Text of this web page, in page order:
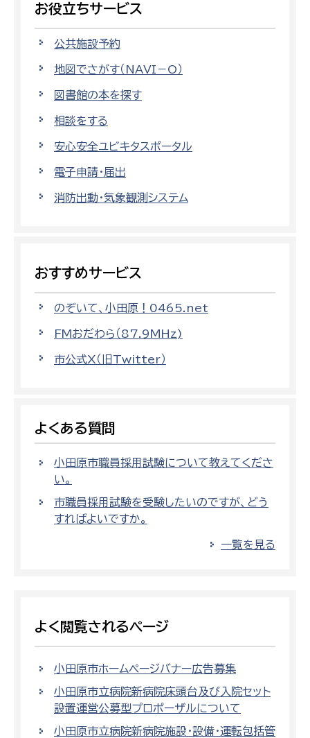
お役立ちサービス
公共施設予約
地図でさがす（NAVI－O）
図書館の本を探す
相談をする
安心安全ユビキタスポータル
電子申請・届出
消防出動・気象観測システム
おすすめサービス
のぞいて、小田原！0465.net
FMおだわら（87.9MHz)
市公式X（旧Twitter）
よくある質問
小田原市職員採用試験について教えてくださ
い。
市職員採用試験を受験したいのですが、どう
すればよいですか。
一覧を見る
よく閲覧されるページ
小田原市ホームページバナー広告募集
小田原市立病院新病院床頭台及び入院セット
設置運営公募型プロポーザルについて
小田原市立病院新病院施設・設備・運転包括管